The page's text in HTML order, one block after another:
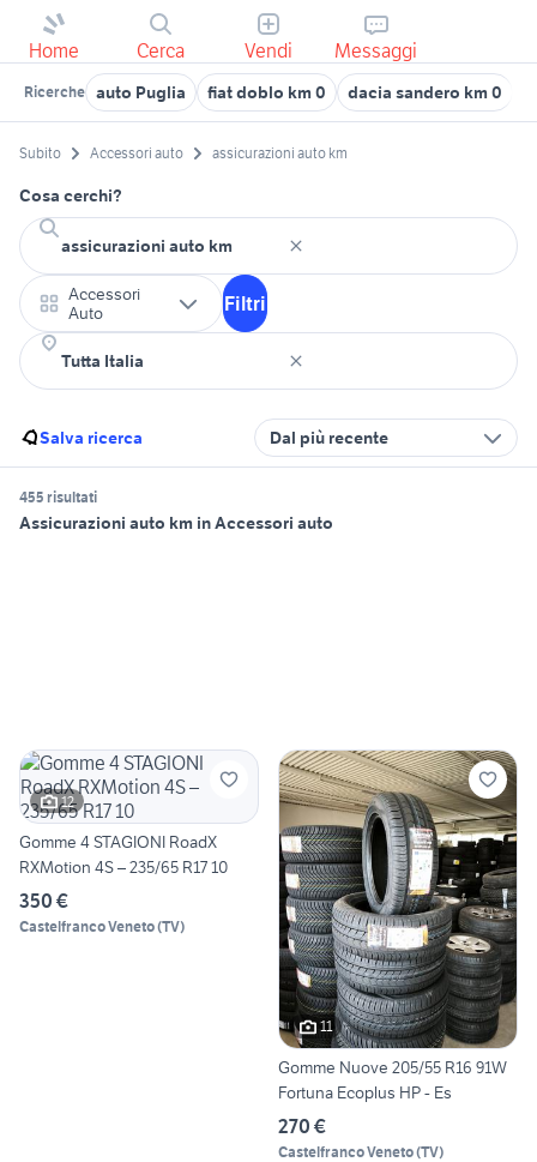
Home Cerca Vendi Messaggi
Ricerche auto Puglia fiat doblo km 0 dacia sandero km 0
Subito Accessori auto assicurazioni auto km
Cosa cerchi?
Accessori
Auto
Filtri
Salva ricerca Dal più recente
455 risultati
Assicurazioni auto km in Accessori auto
12
Gomme 4 STAGIONI RoadX
RXMotion 4S – 235/65 R17 10
350 €
Castelfranco Veneto(TV)
11
Gomme Nuove 205/55 R16 91W
Fortuna Ecoplus HP - Es
270 €
Castelfranco Veneto(TV)